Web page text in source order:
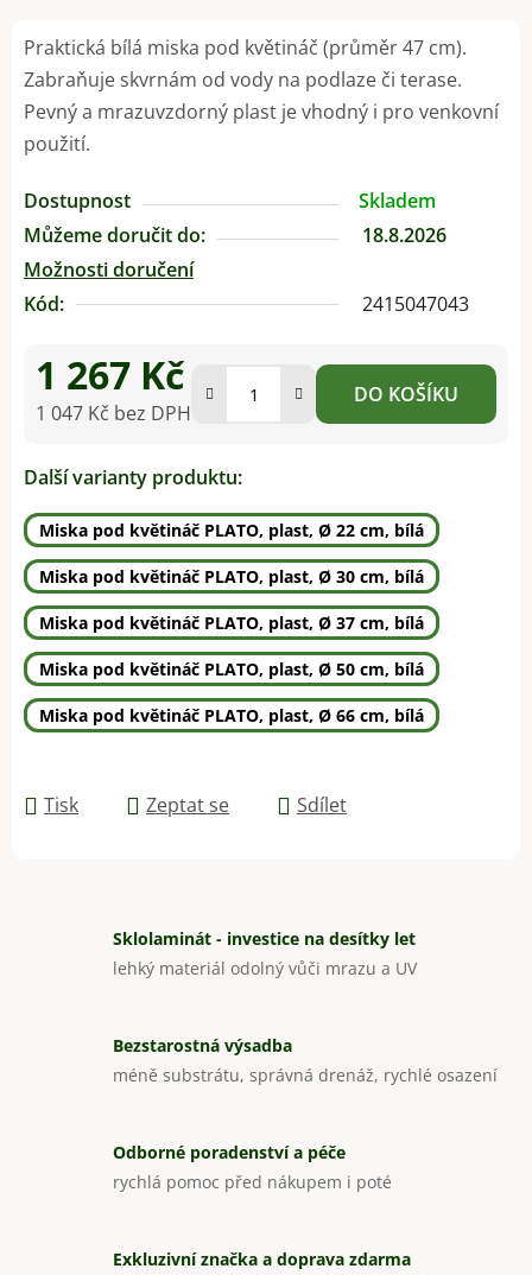
Praktická bílá miska pod květináč (průměr 47 cm).
Zabraňuje skvrnám od vody na podlaze či terase.
Pevný a mrazuvzdorný plast je vhodný i pro venkovní
použití.
Dostupnost
Skladem
Můžeme doručit do:
18.8.2026
Možnosti doručení
Kód:
2415047043
1 267 Kč
1 047 Kč bez DPH
DO KOŠÍKU
Další varianty produktu:
Miska pod květináč PLATO, plast, Ø 22 cm, bílá
Miska pod květináč PLATO, plast, Ø 30 cm, bílá
Miska pod květináč PLATO, plast, Ø 37 cm, bílá
Miska pod květináč PLATO, plast, Ø 50 cm, bílá
Miska pod květináč PLATO, plast, Ø 66 cm, bílá
Tisk Zeptat se Sdílet
Sklolaminát - investice na desítky let
lehký materiál odolný vůči mrazu a UV
Bezstarostná výsadba
méně substrátu, správná drenáž, rychlé osazení
Odborné poradenství a péče
rychlá pomoc před nákupem i poté
Exkluzivní značka a doprava zdarma